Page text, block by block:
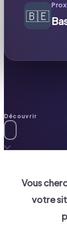
🇧🇪
Découvrir
Vous
votre